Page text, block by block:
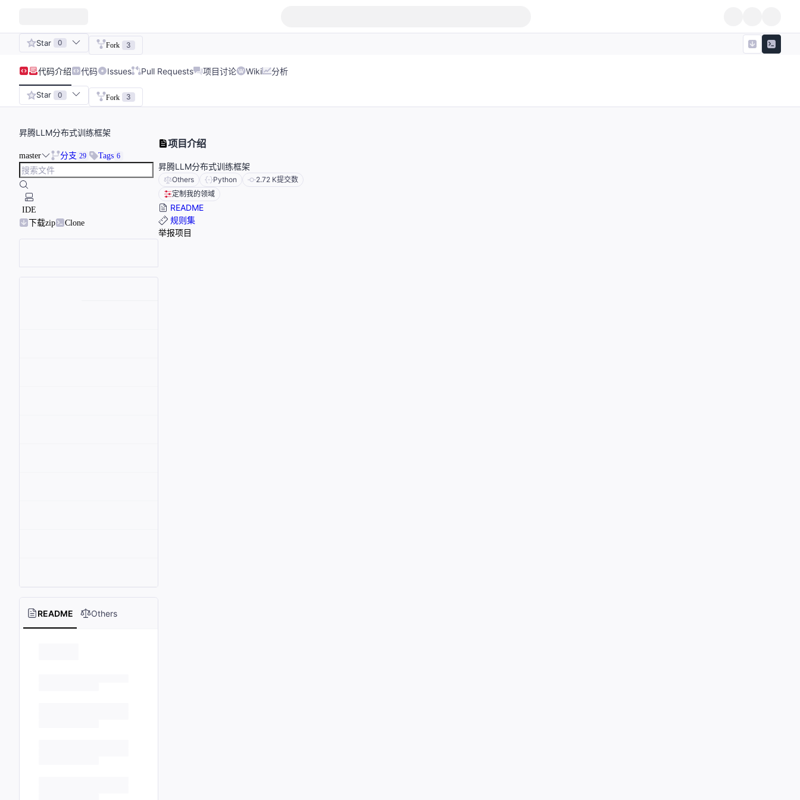
Star 0 Fork 3
代码介绍 代码 Issues Pull Requests 项目讨论 Wiki 分析
Star 0 Fork 3
昇腾LLM分布式训练框架
master 分支 29 Tags 6
IDE
下载zip
Clone
README Others
项目介绍
昇腾LLM分布式训练框架
Others Python 2.72 K提交数
定制我的领域
README
规则集
举报项目